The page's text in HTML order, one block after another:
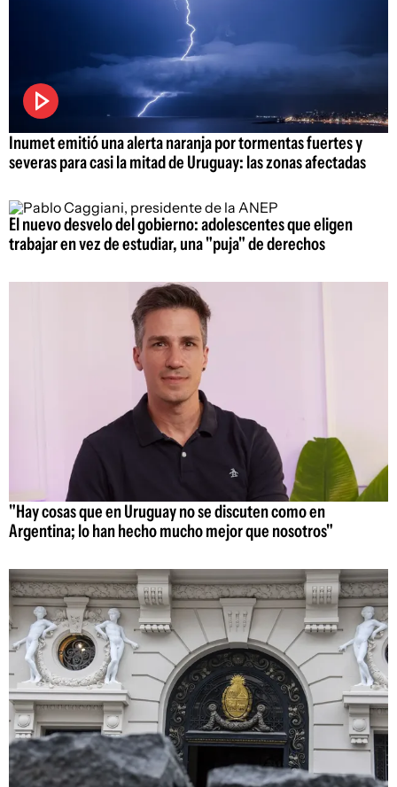
Inumet emitió una alerta naranja por tormentas fuertes y
severas para casi la mitad de Uruguay: las zonas afectadas
El nuevo desvelo del gobierno: adolescentes que eligen
trabajar en vez de estudiar, una "puja" de derechos
"Hay cosas que en Uruguay no se discuten como en
Argentina; lo han hecho mucho mejor que nosotros"